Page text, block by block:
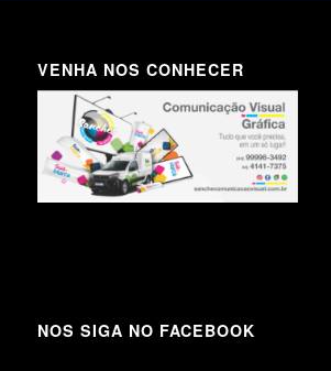
VENHA NOS CONHECER
NOS SIGA NO FACEBOOK